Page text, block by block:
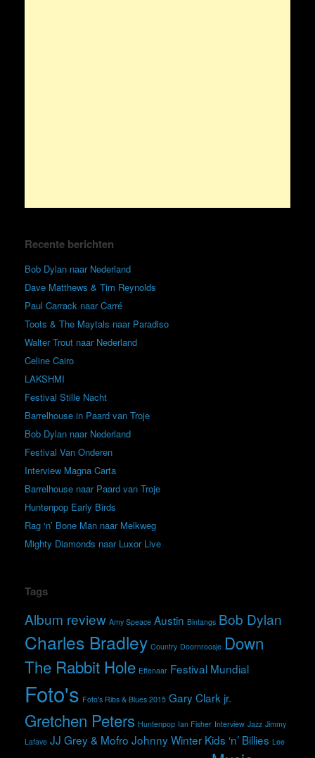
Recente berichten
Bob Dylan naar Nederland
Dave Matthews & Tim Reynolds
Paul Carrack naar Carré
Toots & The Maytals naar Paradiso
Walter Trout naar Nederland
Celine Cairo
LAKSHMI
Festival Stille Nacht
Barrelhouse in Paard van Troje
Bob Dylan naar Nederland
Festival Van Onderen
Interview Magna Carta
Barrelhouse naar Paard van Troje
Huntenpop Early Birds
Rag ‘n’ Bone Man naar Melkweg
Mighty Diamonds naar Luxor Live
Tags
Album review Amy Speace Austin Bintangs Bob Dylan
Charles Bradley Country Doornroosje Down
The Rabbit Hole Effenaar Festival Mundial
Foto's Foto's Ribs & Blues 2015 Gary Clark jr.
Gretchen Peters Huntenpop Ian Fisher Interview Jazz Jimmy
Lafave JJ Grey & Mofro Johnny Winter Kids ‘n’ Billies Lee